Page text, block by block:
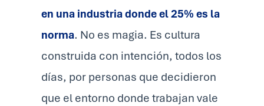
en una industria donde el 25% es la
norma. No es magia. Es cultura
construida con intención, todos los
días, por personas que decidieron
que el entorno donde trabajan vale